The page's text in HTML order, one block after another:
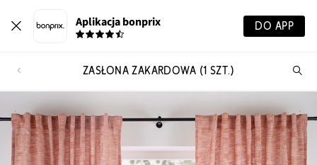
Aplikacja bonprix DO APP
ZASŁONA ŻAKARDOWA (1 SZT.)